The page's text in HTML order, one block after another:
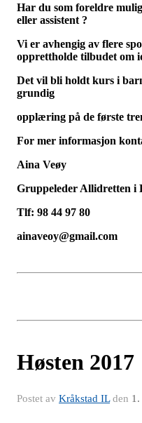
Har du som foreldre
eller assistent ?
Vi er avhengig av flere
opprettholde tilbudet om
Det vil bli holdt kurs i
grundig
opplæring på de første
For mer informasjon
Aina Veøy
Gruppeleder Allidretten i
Tlf: 98 44 97 80
ainaveoy@gmail.com
Høsten 2017
Postet av Kråkstad ILden 1.